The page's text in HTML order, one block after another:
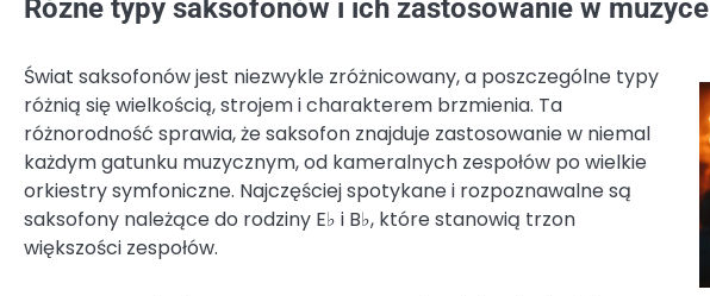
Różne typy saksofonów i ich zastosowanie w muzyce
Świat saksofonów jest niezwykle zróżnicowany, a poszczególne typy
różnią się wielkością, strojem i charakterem brzmienia. Ta
różnorodność sprawia, że saksofon znajduje zastosowanie w niemal
każdym gatunku muzycznym, od kameralnych zespołów po wielkie
orkiestry symfoniczne. Najczęściej spotykane i rozpoznawalne są
saksofony należące do rodziny E♭ i B♭, które stanowią trzon
większości zespołów.